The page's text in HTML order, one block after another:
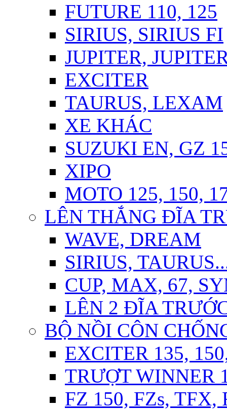
FUTURE 110, 125
SIRIUS, SIRIUS FI
JUPITER,
EXCITER
TAURUS, LEXAM
XE KHÁC
SUZUKI EN, GZ
XIPO
MOTO 125, 150,
LÊN THẮNG ĐĨA
WAVE, DREAM
SIRIUS,
CUP, MAX, 67,
LÊN 2 ĐĨA
BỘ NỒI CÔN
EXCITER 135,
TRƯỢT WINNER
FZ 150, FZs, TFX,